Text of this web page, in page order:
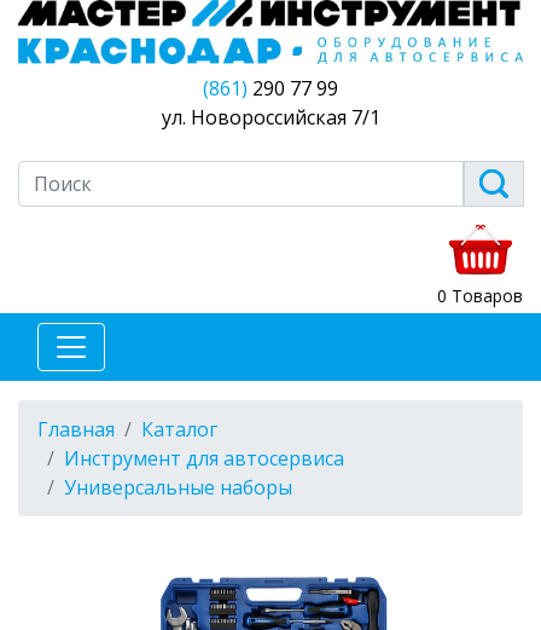
(861) 290 77 99
ул. Новороссийская 7/1
0 Товаров
Главная
Каталог
Инструмент для автосервиса
Универсальные наборы